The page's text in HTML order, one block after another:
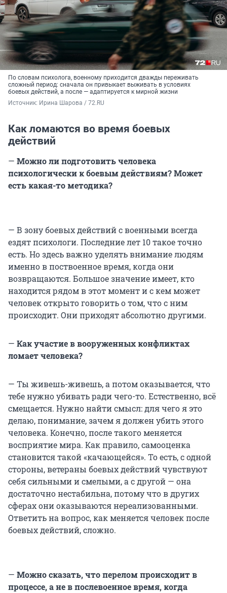
По словам психолога, военному приходится дважды переживать
сложный период: сначала он привыкает выживать в условиях
боевых действий, а после — адаптируется к мирной жизни
Источник: Ирина Шарова / 72.RU
Как ломаются во время боевых
действий
— Можно ли подготовить человека
психологически к боевым действиям? Может
есть какая-то методика?
— В зону боевых действий с военными всегда
ездят психологи. Последние лет 10 такое точно
есть. Но здесь важно уделять внимание людям
именно в поствоенное время, когда они
возвращаются. Большое значение имеет, кто
находится рядом в этот момент и с кем может
человек открыто говорить о том, что с ним
происходит. Они приходят абсолютно другими.
— Как участие в вооруженных конфликтах
ломает человека?
— Ты живешь-живешь, а потом оказывается, что
тебе нужно убивать ради чего-то. Естественно, всё
смещается. Нужно найти смысл: для чего я это
делаю, понимание, зачем я должен убить этого
человека. Конечно, после такого меняется
восприятие мира. Как правило, самооценка
становится такой «качающейся». То есть, с одной
стороны, ветераны боевых действий чувствуют
себя сильными и смелыми, а с другой — она
достаточно нестабильна, потому что в других
сферах они оказываются нереализованными.
Ответить на вопрос, как меняется человек после
боевых действий, сложно.
— Можно сказать, что перелом происходит в
процессе, а не в послевоенное время, когда